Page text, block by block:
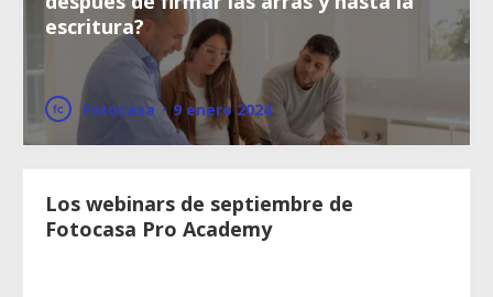
escritura?
Fotocasa · 9 enero 2024
Los webinars de septiembre de
Fotocasa Pro Academy